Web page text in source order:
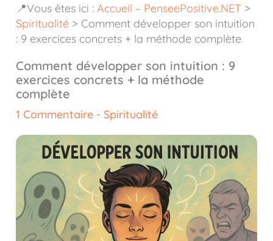
📍Vous êtes ici : Accueil – PenseePositive.NET >
Spiritualité> Comment développer son intuition
: 9 exercices concrets + la méthode complète
Comment développer son intuition : 9
exercices concrets + la méthode
complète
1 Commentaire - Spiritualité